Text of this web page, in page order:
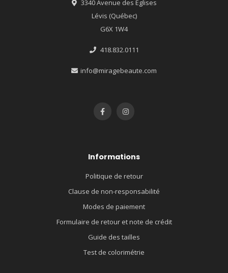
3340 Avenue des Églises
Lévis (Québec)
G6X 1W4
418.832.0111
info@miragebeaute.com
Informations
Politique de retour
Clause de non-responsabilité
Modes de paiement
Formulaire de retour et note de crédit
Guide des tailles
Test de colorimétrie